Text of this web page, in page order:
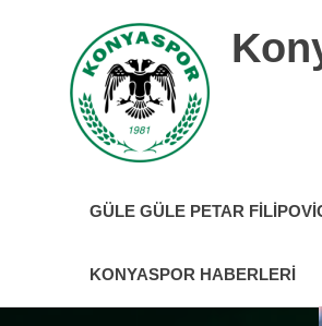
tümGÜLE GÜLE PETAR
KONYASPOR HABERLERI